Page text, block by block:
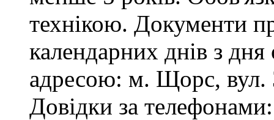
технікою. Документи
календарних днів з
адресою: м. Щорс, вул.
Довідки за